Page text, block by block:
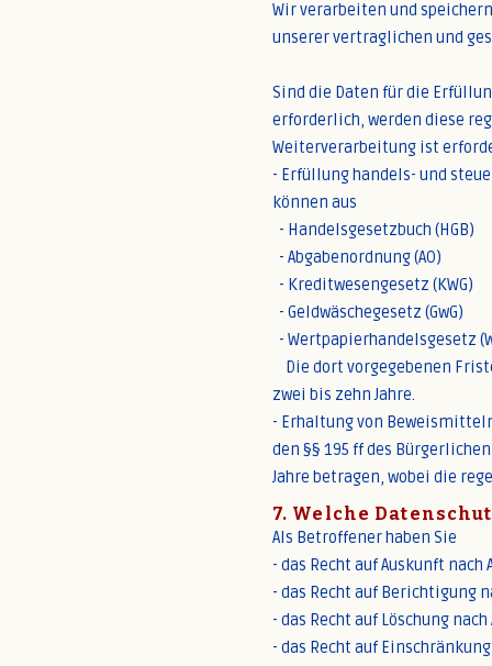
Wir verarbeiten und
unserer vertraglichen und
Sind die Daten für die
erforderlich, werden diese
Weiterverarbeitung ist
- Erfüllung handels- und
können aus
- Handelsgesetzbuch (HGB)
- Abgabenordnung (AO)
- Kreditwesengesetz (KWG)
- Geldwäschegesetz (GwG)
- Wertpapierhandelsgesetz
Die dort vorgegebenen
zwei bis zehn Jahre.
- Erhaltung von
den §§ 195 ff des
Jahre betragen, wobei die
7. Welche
Als Betroffener haben Sie
- das Recht auf Auskunft nach
- das Recht auf Berichtigung
- das Recht auf Löschung nach
- das Recht auf